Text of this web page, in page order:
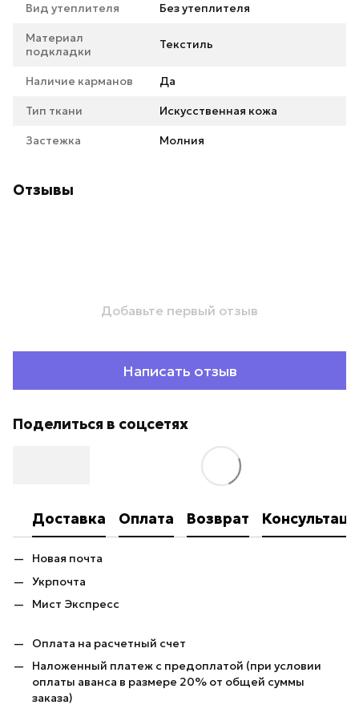
Вид утеплителя Без утеплителя
Материал
подкладки
Текстиль
Наличие карманов Да
Тип ткани Искусственная кожа
Застежка Молния
Отзывы
Добавьте первый отзыв
Написать отзыв
Поделиться в соцсетях
Доставка Оплата Возврат
Новая почта
Укрпочта
Мист Экспресс
Оплата на расчетный счет
Наложенный платеж с предоплатой (при условии
оплаты аванса в размере 20% от общей суммы
заказа)